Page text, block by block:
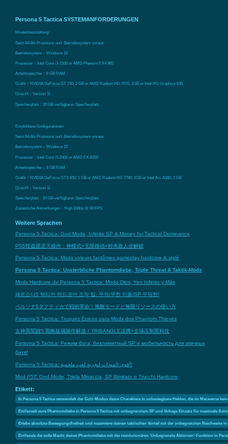
Persona 5 Tactica SYSTEMANFORDERUNGEN
Mindestausstattung:
Setzt 64-Bit-Prozessor und -Betriebssystem voraus
Betriebssystem：Windows 10
Prozessor：Intel Core i3-2100 or AMD Phenom II X4 965
Arbeitsspeicher：6 GB RAM
Grafik：NVIDIA GeForce GT 730, 2 GB or AMD Radeon HD 7570, 1GB or Intel HD Graphics 630
DirectX：Version 11
Speicherplatz：20 GB verfügbarer Speicherplatz
Empfohlene Konfigurationen:
Setzt 64-Bit-Prozessor und -Betriebssystem voraus
Betriebssystem：Windows 10
Prozessor：Intel Core i5-2400 or AMD FX-8350
Arbeitsspeicher：8 GB RAM
Grafik：NVIDIA GeForce GTX 650, 1 GB or AMD Radeon HD 7790, 1GB or Intel Arc A380, 2 GB
DirectX：Version 11
Speicherplatz：20 GB verfügbarer Speicherplatz
Zusätzliche Anmerkungen：High 1080p @ 60 FPS
Weitere Sprachen
Persona 5 Tactica: God Mode, Infinite SP & Money for Tactical Dominance
P5S怪盗团逆天操作：神模式+无限移动+秒杀敌人全解锁
Persona 5 Tactica: Mods voleurs fantômes gameplay hardcore & stylé
Persona 5 Tactica: Unsterbliche Phantomdiebe, Triple Threat & Taktik-Mods
Mods Hardcore de Persona 5 Tactica: Modo Dios, Yen Infinito y Más
페르소나5 택티카 하드코어 조작 팁: 무적/무한 이동/SP 무제한!
ペルソナ5タクティカで戦術革命！無敵モードと無限リソースの使い方
Persona 5 Tactica: Truques Épicos para Mods dos Phantom Thieves
女神異聞錄5 戰略版骚操作解放！TRIBANGLE连携+全场压制黑科技
Persona 5 Tactica: Режим бога, безлимитный SP и мобильность для эпичных
битв!
Persona 5 Tactica: أقوى المودات لتجربة لعب ملحمية!
Mod P5T: God Mode, Tripla Minaccia, SP Illimitato e Trucchi Hardcore
Etikett:
In Persona 5 Tactica verwandelt der Gott-Modus deine Charaktere in unbesiegbare Helden, die im Metaverse
Entfesselt eure Phantomdiebe in Persona 5 Tactica mit unbegrenztem SP und Voltage Einsatz für maximale
Erlebe absolute Bewegungsfreiheit und maximiere deinen taktischen Vorteil mit der unbegrenzten Reichweite in
Entfessle die volle Macht deiner Phantomdiebe mit der revolutionären 'Unbegrenzte Aktionen'-Funktion in